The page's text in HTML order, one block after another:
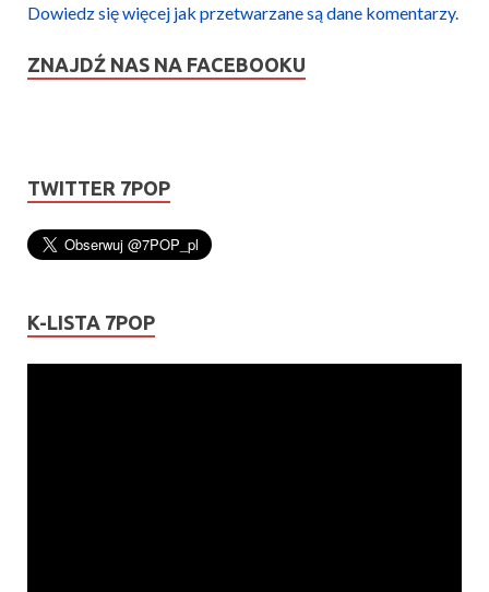
Dowiedz się więcej jak przetwarzane są dane komentarzy.
ZNAJDŹ NAS NA FACEBOOKU
TWITTER 7POP
K-LISTA 7POP